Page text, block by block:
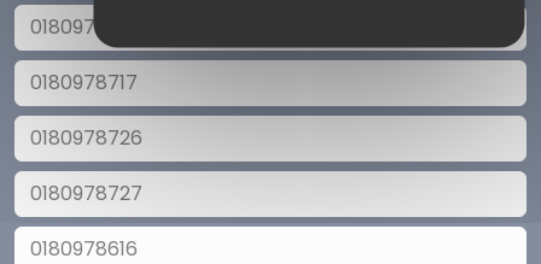
0180978676
0180978717
0180978726
0180978727
0180978616